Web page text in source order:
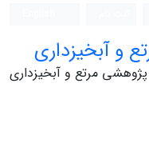
و آبخیزداری
مرتع و آبخیزداری